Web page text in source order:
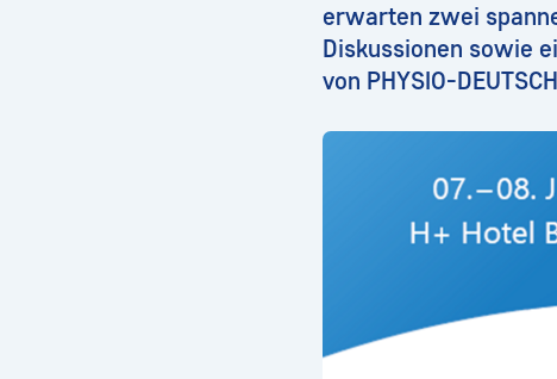
erwarten zwei
Diskussionen sowie
von PHYSIO-